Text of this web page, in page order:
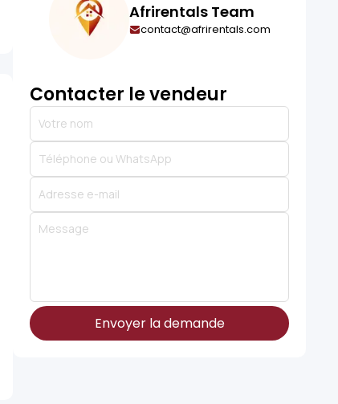
Afrirentals Team
contact@afrirentals.com
Contacter le vendeur
Envoyer la demande